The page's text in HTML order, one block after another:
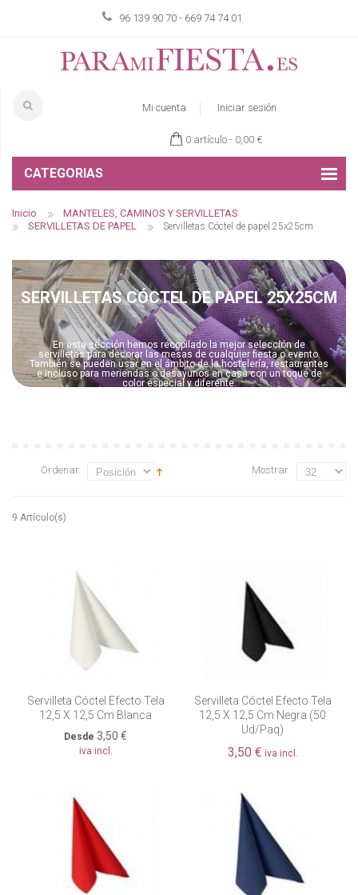
96 139 90 70 - 669 74 74 01
Mi cuenta Iniciar sesión
0 artículo - 0,00 €
CATEGORIAS
Inicio
MANTELES, CAMINOS Y SERVILLETAS
SERVILLETAS DE PAPEL
Servilletas Cóctel de papel 25x25cm
SERVILLETAS CÓCTEL DE PAPEL 25X25CM
En esta sección hemos recopilado la mejor selección de
servilletaspara decorar las mesas de cualquier fiesta o evento.
También se pueden usar en el ámbito de la hostelería, restaurantes
e incluso para meriendas o desayunos en casa con un toque de
color especial y diferente.
Ordenar Mostrar
9 Artículo(s)
Servilleta Cóctel Efecto Tela
12,5 X 12,5 Cm Blanca
Desde 3,50 €
iva incl.
Servilleta Cóctel Efecto Tela
12,5 X 12,5 Cm Negra (50
Ud/paq)
3,50 € iva incl.